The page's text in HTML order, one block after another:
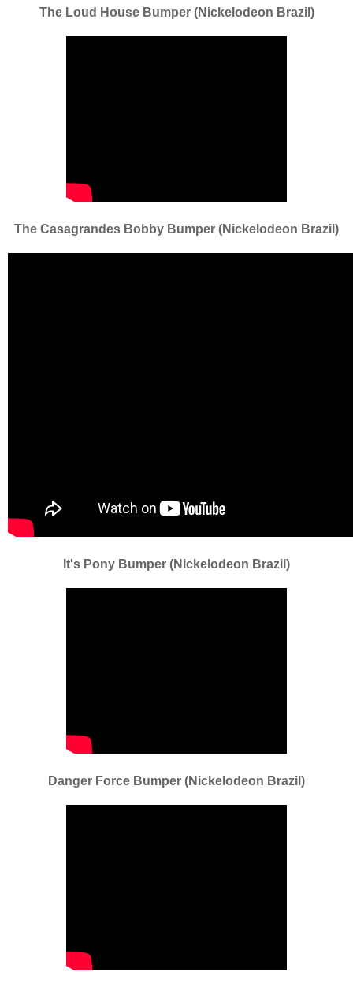
The Loud House Bumper (Nickelodeon Brazil)
The Casagrandes Bobby Bumper (Nickelodeon Brazil)
It's Pony Bumper (Nickelodeon Brazil)
Danger Force Bumper (Nickelodeon Brazil)